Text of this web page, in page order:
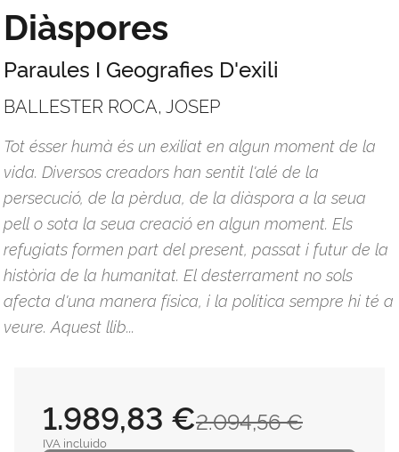
Diàspores
Paraules I Geografies D'exili
BALLESTER ROCA, JOSEP
Tot ésser humà és un exiliat en algun moment de la
vida. Diversos creadors han sentit l'alé de la
persecució, de la pèrdua, de la diàspora a la seua
pell o sota la seua creació en algun moment. Els
refugiats formen part del present, passat i futur de la
història de la humanitat. El desterrament no sols
afecta d'una manera física, i la política sempre hi té a
veure. Aquest llib...
2.094,56 €
1.989,83 €
IVA incluido